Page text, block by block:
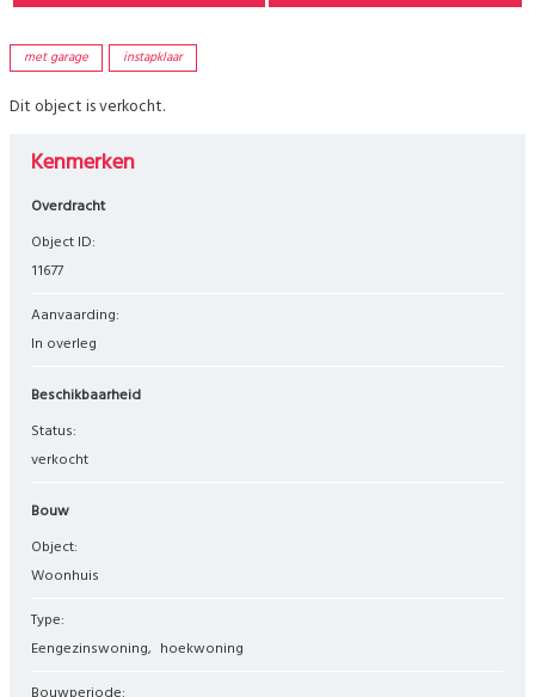
met garage instapklaar
Dit object is verkocht.
Kenmerken
Overdracht
Object ID:
11677
Aanvaarding:
In overleg
Beschikbaarheid
Status:
verkocht
Bouw
Object:
woonhuis
Type:
eengezinswoning hoekwoning